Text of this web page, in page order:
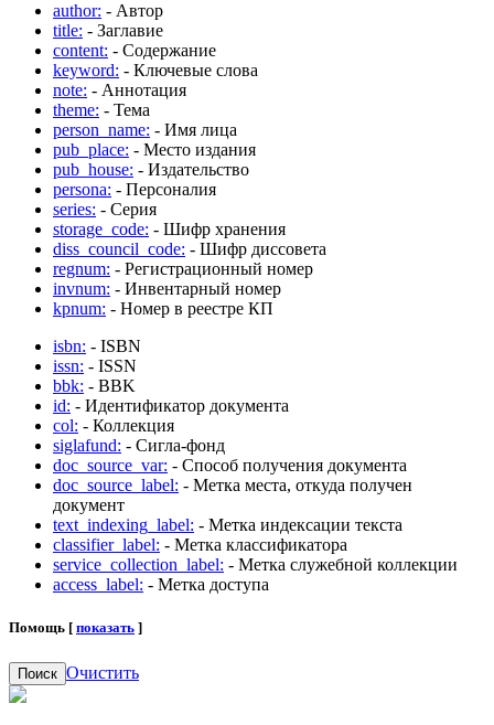
author: - Автор
title: - Заглавие
content: - Содержание
keyword: - Ключевые слова
note: - Аннотация
theme: - Тема
person_name: - Имя лица
pub_place: - Место издания
pub_house: - Издательство
persona: - Персоналия
series: - Серия
storage_code: - Шифр хранения
diss_council_code: - Шифр диссовета
regnum: - Регистрационный номер
invnum: - Инвентарный номер
kpnum: - Номер в реестре КП
isbn: - ISBN
issn: - ISSN
bbk: - BBK
id: - Идентификатор документа
col: - Коллекция
siglafund: - Сигла-фонд
doc_source_var: - Способ получения документа
doc_source_label: - Метка места, откуда получен
документ
text_indexing_label: - Метка индексации текста
classifier_label: - Метка классификатора
service_collection_label: - Метка служебной коллекции
access_label: - Метка доступа
Помощь [ показать ]
Поиск Очистить